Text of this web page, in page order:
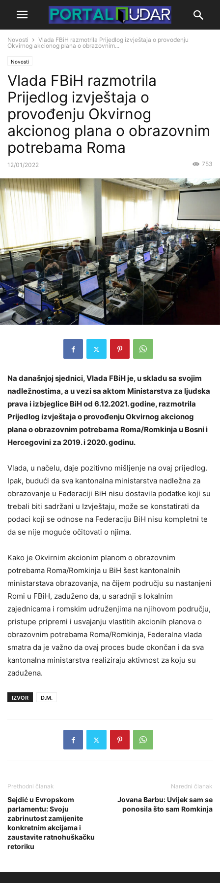
Novosti
Vlada FBiH razmotrila Prijedlog izvještaja o provođenju
Okvirnog akcionog plana o obrazovnim...
Novosti
Vlada FBiH razmotrila
Prijedlog izvještaja o
provođenju Okvirnog
akcionog plana o obrazovnim
potrebama Roma
12/01/2022 753
Na današnjoj sjednici, Vlada FBiH je, u skladu sa svojim
nadležnostima, a u vezi sa aktom Ministarstva za ljudska
prava i izbjeglice BiH od 6.12.2021. godine, razmotrila
Prijedlog izvještaja o provođenju Okvirnog akcionog
plana o obrazovnim potrebama Roma/Romkinja u Bosni i
Hercegovini za 2019. i 2020. godinu.
Vlada, u načelu, daje pozitivno mišljenje na ovaj prijedlog.
Ipak, budući da sva kantonalna ministarstva nadležna za
obrazovanje u Federaciji BiH nisu dostavila podatke koji su
trebali biti sadržani u Izvještaju, može se konstatirati da
podaci koji se odnose na Federaciju BiH nisu kompletni te
da se nije moguće očitovati o njima.
Kako je Okvirnim akcionim planom o obrazovnim
potrebama Roma/Romkinja u BiH šest kantonalnih
ministarstava obrazovanja, na čijem području su nastanjeni
Romi u FBiH, zaduženo da, u saradnji s lokalnim
zajednicama i romskim udruženjima na njihovom području,
pristupe pripremi i usvajanju vlastitih akcionih planova o
obrazovnim potrebama Roma/Romkinja, Federalna vlada
smatra da je važno da ovaj proces bude okončan i da sva
kantonalna ministarstva realiziraju aktivnost za koju su
zadužena.
IZVOR D.M.
Prethodni članak
Sejdić u Evropskom
parlamentu: Svoju
zabrinutost zamijenite
konkretnim akcijama i
zaustavite ratnohuškačku
retoriku
Naredni članak
Jovana Barbu: Uvijek sam se
ponosila što sam Romkinja